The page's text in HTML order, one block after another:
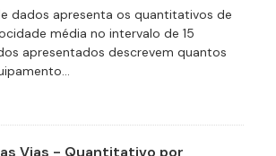
dados apresenta os quantitativos de
média no intervalo de 15
apresentados descrevem quantos